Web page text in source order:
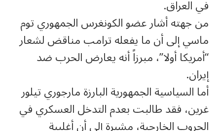
في العراق.
من جهته أشار عضو الكونغرس الجمهوري توم
ماسي إلى أن ما يفعله ترامب مناقض لشعار
“أمريكا أولا”، مبرزاً أنه يعارض الحرب ضد
إيران.
أما السياسية الجمهورية البارزة مارجوري تيلور
غرين، فقد طالبت بعدم التدخل العسكري في
الحروب الخارجية، مشيرة إلى أن أغلبية